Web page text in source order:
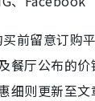
前留意订购
餐厅公布的
细则更新至